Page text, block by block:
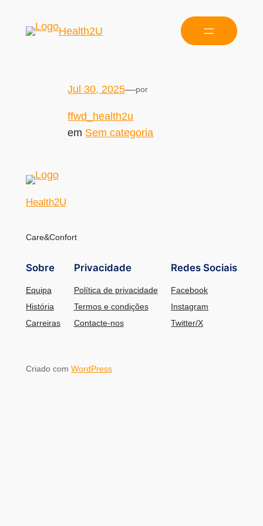
Health2U
Jul 30, 2025—por
ffwd_health2u
em Sem categoria
Health2U
Care&Confort
Sobre
Equipa
História
Carreiras
Privacidade
Política de privacidade
Termos e condições
Contacte-nos
Redes Sociais
Facebook
Instagram
Twitter/X
Criado com WordPress